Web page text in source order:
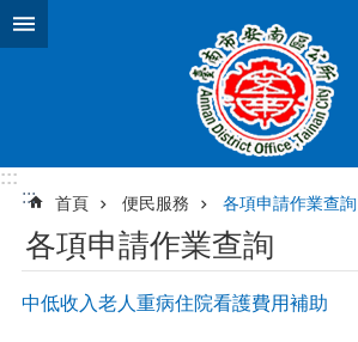
跳到主要內容區塊
:::
:::
首頁 便民服務 各項申請作業查詢
各項申請作業查詢
中低收入老人重病住院看護費用補助